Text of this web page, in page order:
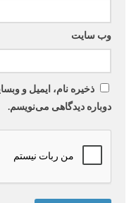
وب‌ سایت
ذخیره نام، ایمیل و
دوباره دیدگاهی می‌نویسم.